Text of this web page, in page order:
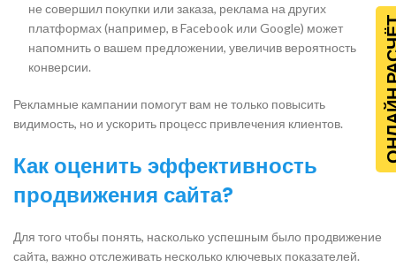
не совершил покупки или заказа, реклама на других
платформах (например, в Facebook или Google) может
напомнить о вашем предложении, увеличив вероятность
конверсии.
Рекламные кампании помогут вам не только повысить
видимость, но и ускорить процесс привлечения клиентов.
Как оценить эффективность
продвижения сайта?
Для того чтобы понять, насколько успешным было продвижение
сайта, важно отслеживать несколько ключевых показателей.